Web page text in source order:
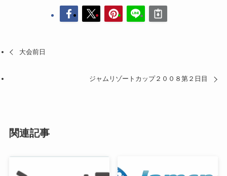
大会前日
ジャムリゾートカップ２００８第２日目
関連記事